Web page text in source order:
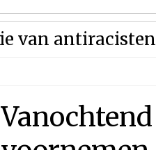
van